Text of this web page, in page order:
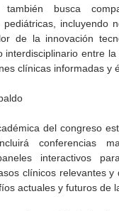
también busca
pediátricas, incluyendo
de la innovación
interdisciplinario entre
clínicas informadas y
del congreso
conferencias
interactivos
clínicos relevantes
actuales y futuros de